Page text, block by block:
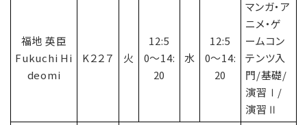
福地 英臣
Fukuchi Hi
deomi
K２２７ 火
12:5
0〜14:
20
水
12:5
0〜14:
20
マンガ・ア
ニメ・ゲ
ームコン
テンツ入
門/基礎/
演習Ⅰ/
演習Ⅱ